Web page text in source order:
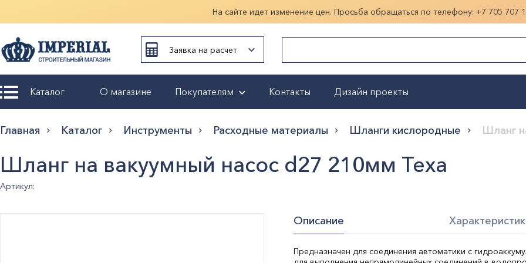
На сайте идет изменение цен. Просьба обращаться по телефону: +7 705 707
Заявка на расчет
Показать больше
Каталог О магазине Покупателям
Возврат и
обмен
Гарантия
Контакты Дизайн проекты
Главная Каталог Инструменты Расходные материалы Шланги кислородные Шланг
Шланг на вакуумный насос d27 210мм Texa
Артикул:
Описание
Предназначен для соединения автоматики с